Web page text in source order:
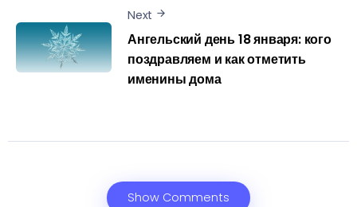
Next
Ангельский день 18 января: кого
поздравляем и как отметить
именины дома
Show Comments